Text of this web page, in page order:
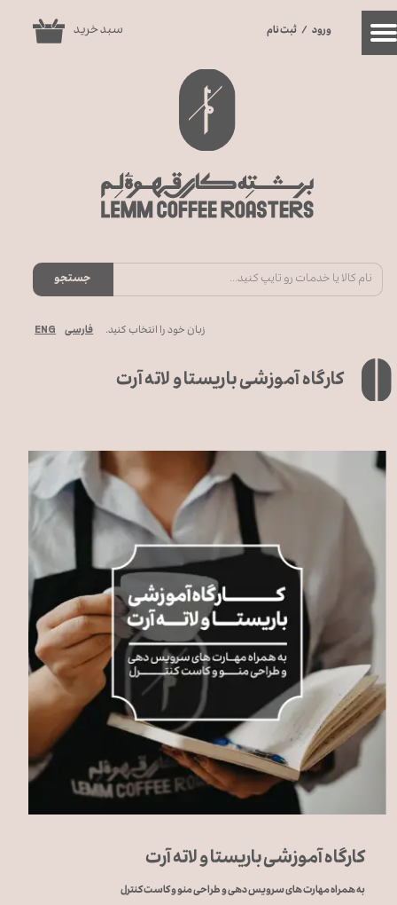
ورود / ثبت نامحساب کاربری من
سبد خرید
جستجو
زبان خود را انتخاب کنید.فارسی ENG
کارگاه آموزشی باریستا و لاته آرت
کارگاه آموزشی باریستا و لاته آرت
به همراه مهارت های سرویس دهی و طراحی منو و کاست کنترل